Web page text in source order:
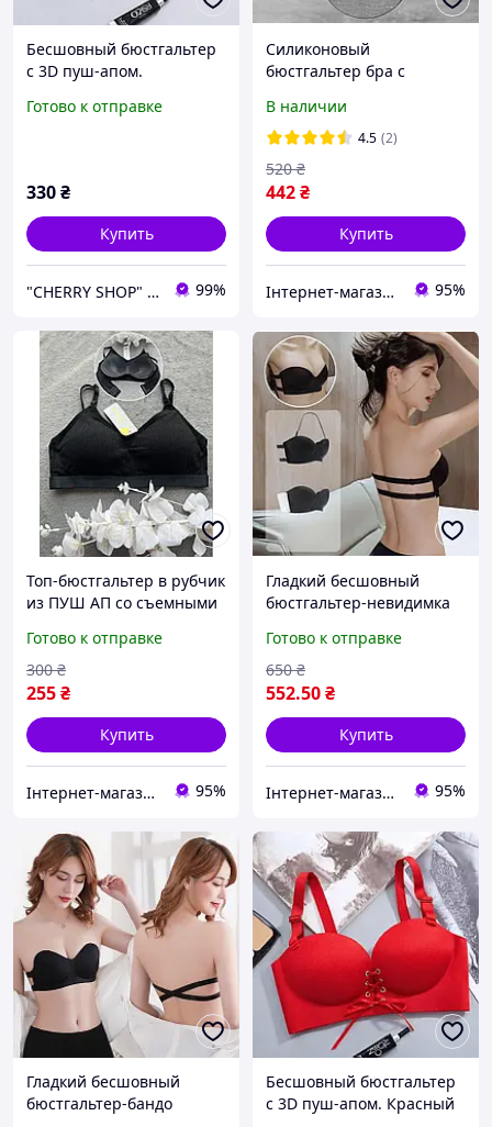
Бесшовный бюстгальтер
с 3D пуш-апом.
размер 75 B)
Готово к отправке
330₴
Купить
"CHERRY SHOP" Косметика, женская одежда и аксессуары 99%
Силиконовый
бюстгальтер бра с
черный на чашку AВС
В наличии
4.5 (2)
442₴
520 ₴
Купить
Інтернет-магазин товарів для дому "The Rechi" 95%
Топ-бюстгальтер в рубчик
из ПУШ АП со съемными
черный 70АВ-75АВ-80АВ
Готово к отправке
255₴
300 ₴
Купить
Інтернет-магазин товарів для дому "The Rechi" 95%
Гладкий бесшовный
бюстгальтер-невидимка
АП черный 70АВ 75АВ
80АВ 85АВ
Готово к отправке
552.50₴
650 ₴
Купить
Інтернет-магазин товарів для дому "The Rechi" 95%
Гладкий бесшовный
бюстгальтер-бандо
Бесшовный бюстгальтер
с 3D пуш-апом. Красный